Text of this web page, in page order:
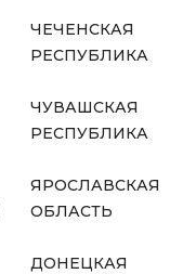
ЧЕЧЕНСКАЯ
РЕСПУБЛИКА
ЧУВАШСКАЯ
РЕСПУБЛИКА
ЯРОСЛАВСКАЯ
ОБЛАСТЬ
ДОНЕЦКАЯ